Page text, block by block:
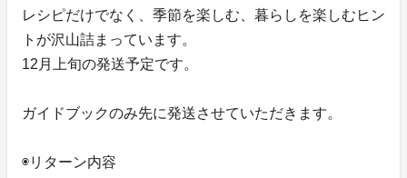
レシピだけでなく、季節を楽しむ、暮らしを楽しむヒン
トが沢山詰まっています。
12月上旬の発送予定です。
ガイドブックのみ先に発送させていただきます。
◉リターン内容